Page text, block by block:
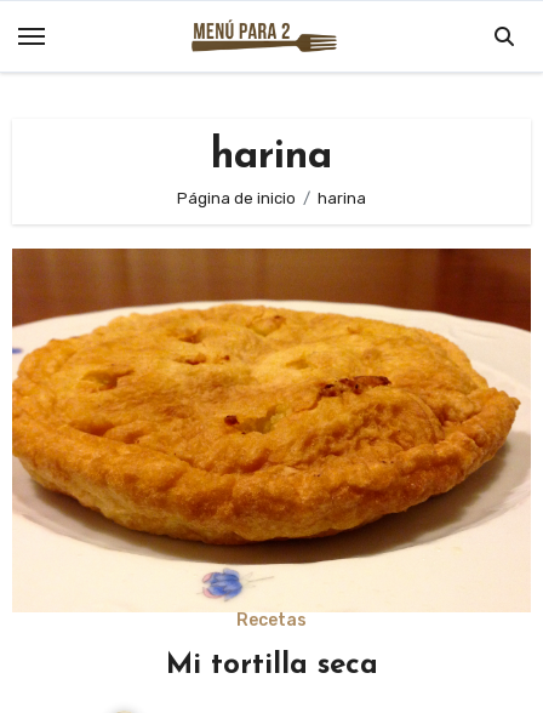
harina
Página de inicio harina
Recetas
Mi tortilla seca